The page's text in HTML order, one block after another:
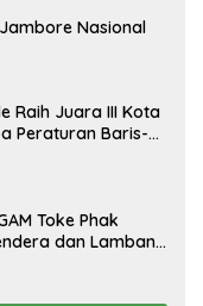
Nasional
Raih Juara III Kota
Peraturan Baris-
Toke Phak
dan Lambang